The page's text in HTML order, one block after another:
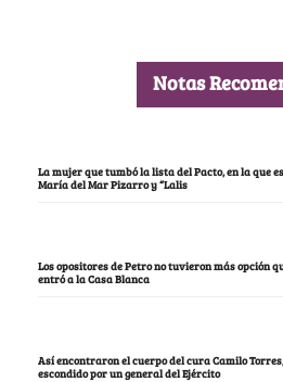
Notas
La mujer que tumbó la lista del Pacto, en la que
María del Mar Pizarro y “Lalis
Los opositores de Petro no tuvieron más opción
entró a la Casa Blanca
Así encontraron el cuerpo del cura Camilo
escondido por un general del Ejército